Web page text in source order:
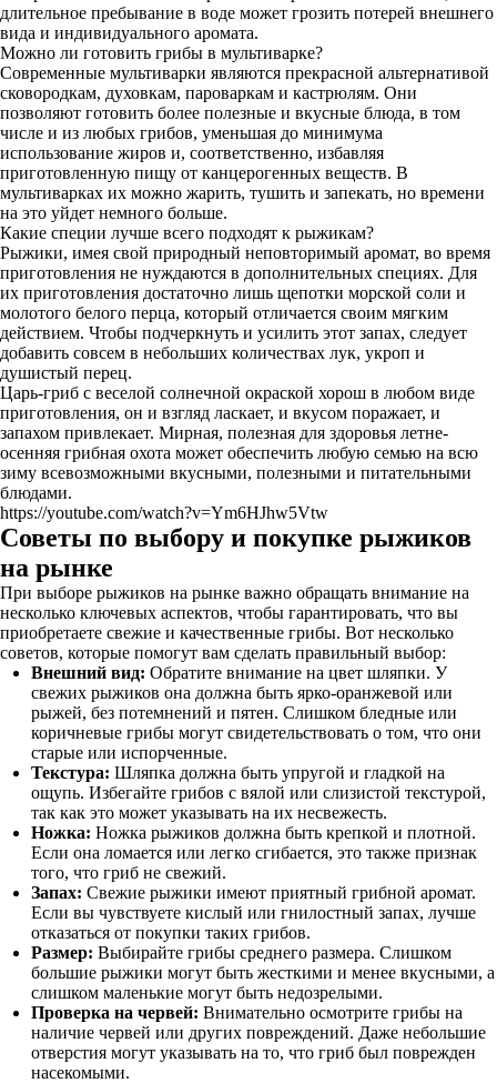
длительное пребывание в воде может грозить потерей внешнего
вида и индивидуального аромата.
Можно ли готовить грибы в мультиварке?
Современные мультиварки являются прекрасной альтернативой
сковородкам, духовкам, пароваркам и кастрюлям. Они
позволяют готовить более полезные и вкусные блюда, в том
числе и из любых грибов, уменьшая до минимума
использование жиров и, соответственно, избавляя
приготовленную пищу от канцерогенных веществ. В
мультиварках их можно жарить, тушить и запекать, но времени
на это уйдет немного больше.
Какие специи лучше всего подходят к рыжикам?
Рыжики, имея свой природный неповторимый аромат, во время
приготовления не нуждаются в дополнительных специях. Для
их приготовления достаточно лишь щепотки морской соли и
молотого белого перца, который отличается своим мягким
действием. Чтобы подчеркнуть и усилить этот запах, следует
добавить совсем в небольших количествах лук, укроп и
душистый перец.
Царь-гриб с веселой солнечной окраской хорош в любом виде
приготовления, он и взгляд ласкает, и вкусом поражает, и
запахом привлекает. Мирная, полезная для здоровья летне-
осенняя грибная охота может обеспечить любую семью на всю
зиму всевозможными вкусными, полезными и питательными
блюдами.
https://youtube.com/watch?v=Ym6HJhw5Vtw
Советы по выбору и покупке рыжиков
на рынке
При выборе рыжиков на рынке важно обращать внимание на
несколько ключевых аспектов, чтобы гарантировать, что вы
приобретаете свежие и качественные грибы. Вот несколько
советов, которые помогут вам сделать правильный выбор:
Внешний вид: Обратите внимание на цвет шляпки. У
свежих рыжиков она должна быть ярко-оранжевой или
рыжей, без потемнений и пятен. Слишком бледные или
коричневые грибы могут свидетельствовать о том, что они
старые или испорченные.
Текстура: Шляпка должна быть упругой и гладкой на
ощупь. Избегайте грибов с вялой или слизистой текстурой,
так как это может указывать на их несвежесть.
Ножка: Ножка рыжиков должна быть крепкой и плотной.
Если она ломается или легко сгибается, это также признак
того, что гриб не свежий.
Запах: Свежие рыжики имеют приятный грибной аромат.
Если вы чувствуете кислый или гнилостный запах, лучше
отказаться от покупки таких грибов.
Размер: Выбирайте грибы среднего размера. Слишком
большие рыжики могут быть жесткими и менее вкусными, а
слишком маленькие могут быть недозрелыми.
Проверка на червей: Внимательно осмотрите грибы на
наличие червей или других повреждений. Даже небольшие
отверстия могут указывать на то, что гриб был поврежден
насекомыми.